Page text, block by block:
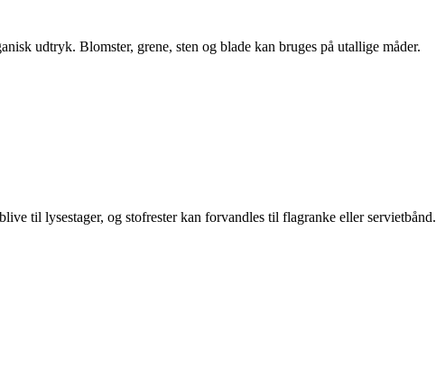
udtryk. Blomster, grene, sten og blade kan bruges på utallige måder.
til lysestager, og stofrester kan forvandles til flagranke eller servietbånd.